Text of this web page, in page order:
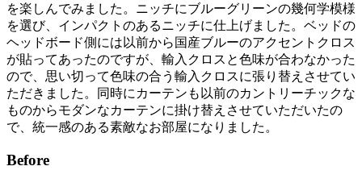
を楽しんでみました。ニッチにブルーグリーンの幾何学模様
を選び、インパクトのあるニッチに仕上げました。ベッドの
ヘッドボード側には以前から国産ブルーのアクセントクロス
が貼ってあったのですが、輸入クロスと色味が合わなかった
ので、思い切って色味の合う輸入クロスに張り替えさせてい
ただきました。同時にカーテンも以前のカントリーチックな
ものからモダンなカーテンに掛け替えさせていただいたの
で、統一感のある素敵なお部屋になりました。
Before